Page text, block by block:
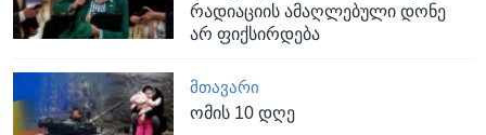
რადიაციის ამაღლებული დონე
არ ფიქსირდება
ᲛᲗᲐᲕᲐᲠᲘ
ომის 10 დღე